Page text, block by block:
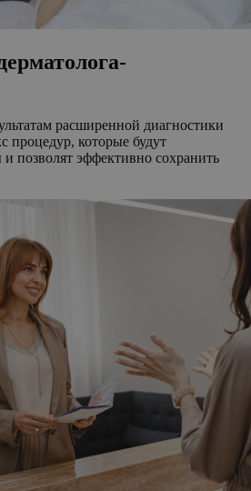
расширенной диагностики
процедур, которые будут
позволят эффективно сохранить